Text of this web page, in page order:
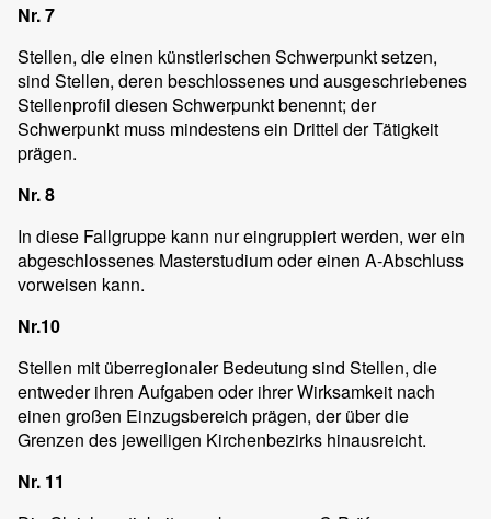
Nr. 7
Stellen, die einen künstlerischen Schwerpunkt setzen,
sind Stellen, deren beschlossenes und ausgeschriebenes
Stellenprofil diesen Schwerpunkt benennt; der
Schwerpunkt muss mindestens ein Drittel der Tätigkeit
prägen.
Nr. 8
In diese Fallgruppe kann nur eingruppiert werden, wer ein
abgeschlossenes Masterstudium oder einen A-Abschluss
vorweisen kann.
Nr.10
Stellen mit überregionaler Bedeutung sind Stellen, die
entweder ihren Aufgaben oder ihrer Wirksamkeit nach
einen großen Einzugsbereich prägen, der über die
Grenzen des jeweiligen Kirchenbezirks hinausreicht.
Nr. 11